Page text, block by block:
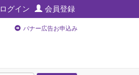
ログイン 会員登録
バナー広告お申込み